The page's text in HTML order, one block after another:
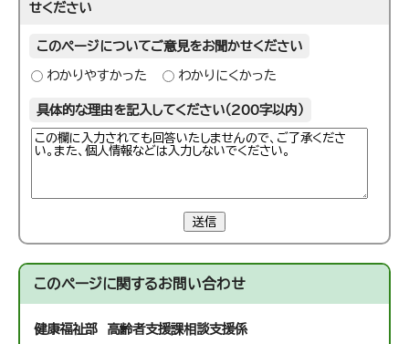
せください
このページについてご意見をお聞かせください
わかりやすかった わかりにくかった
具体的な理由を記入してください（200字以内）
送信
このページに関するお問い合わせ
健康福祉部 高齢者支援課相談支援係